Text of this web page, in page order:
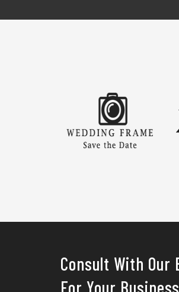
Consult With Our
For Your Business